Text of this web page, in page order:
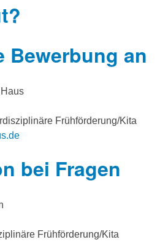
Bewerbung an
Frühförderung/Kita
bei Fragen
Frühförderung/Kita